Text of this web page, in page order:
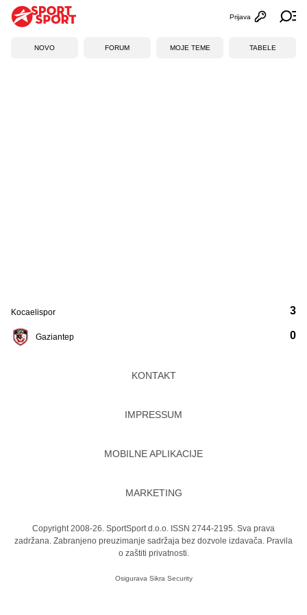
Otvori
Prijava
NOVO FORUM MOJE TEME TABELE
Kocaelispor
Gaziantep
3
0
KONTAKT
IMPRESSUM
MOBILNE APLIKACIJE
MARKETING
Copyright 2008-26. SportSport d.o.o. ISSN 2744-2195. Sva prava
zadržana. Zabranjeno preuzimanje sadržaja bez dozvole izdavača. Pravila
o zaštiti privatnosti.
Osigurava Sikra Security